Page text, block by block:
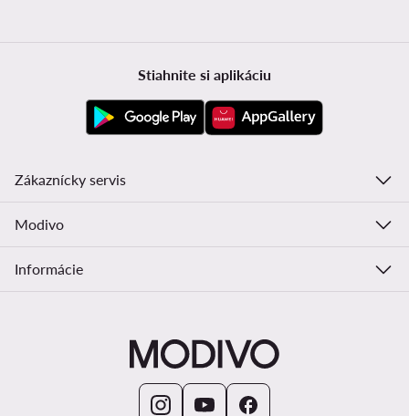
Stiahnite si aplikáciu
Zákaznícky servis
Modivo
Informácie